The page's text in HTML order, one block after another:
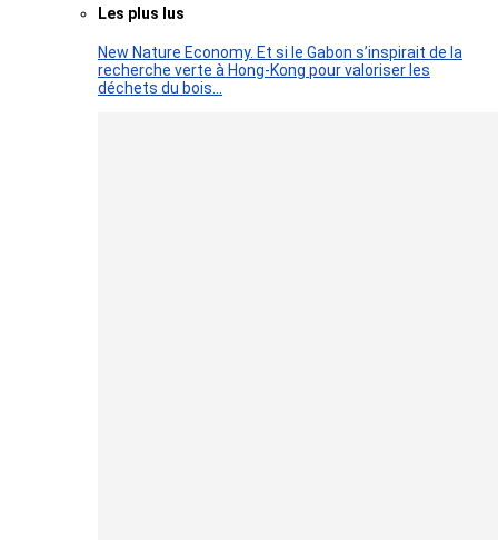
Les plus lus
New Nature Economy. Et si le Gabon s’inspirait de la
recherche verte à Hong-Kong pour valoriser les
déchets du bois…